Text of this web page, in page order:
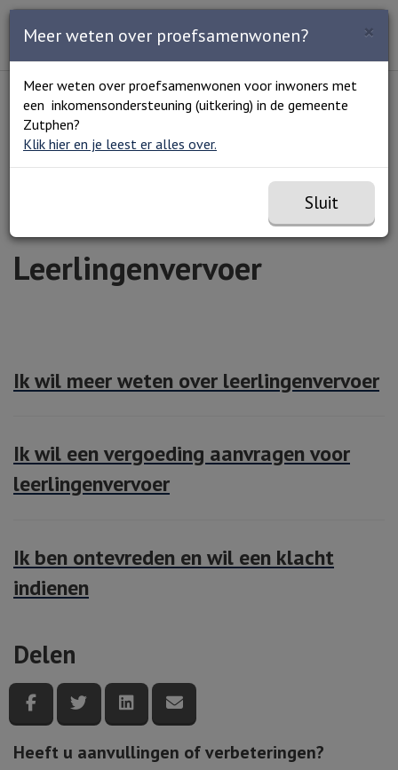
Open en sluit het
Menu
Lees voor
Uitleg woorden
Simpele tekst
Home Wonen en vervoer
Leerlingenvervoer
Leerlingenvervoer
Ik wil meer weten over leerlingenvervoer
Ik wil een vergoeding aanvragen voor
leerlingenvervoer
Ik ben ontevreden en wil een klacht
indienen
Delen
Deel deze pagina via Facebook
Deel deze pagina via Twitter
Deel deze pagina via LinkedIn
Heeft u aanvullingen of verbeteringen?
×
Meer weten over proefsamenwonen?
Meer weten over proefsamenwonen voor inwoners met
een inkomensondersteuning (uitkering) in de gemeente
Zutphen?
Klik hier en je leest er alles over.
Sluit